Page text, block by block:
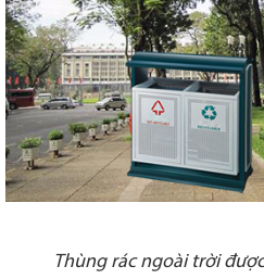
Thùng rác ngoài trời